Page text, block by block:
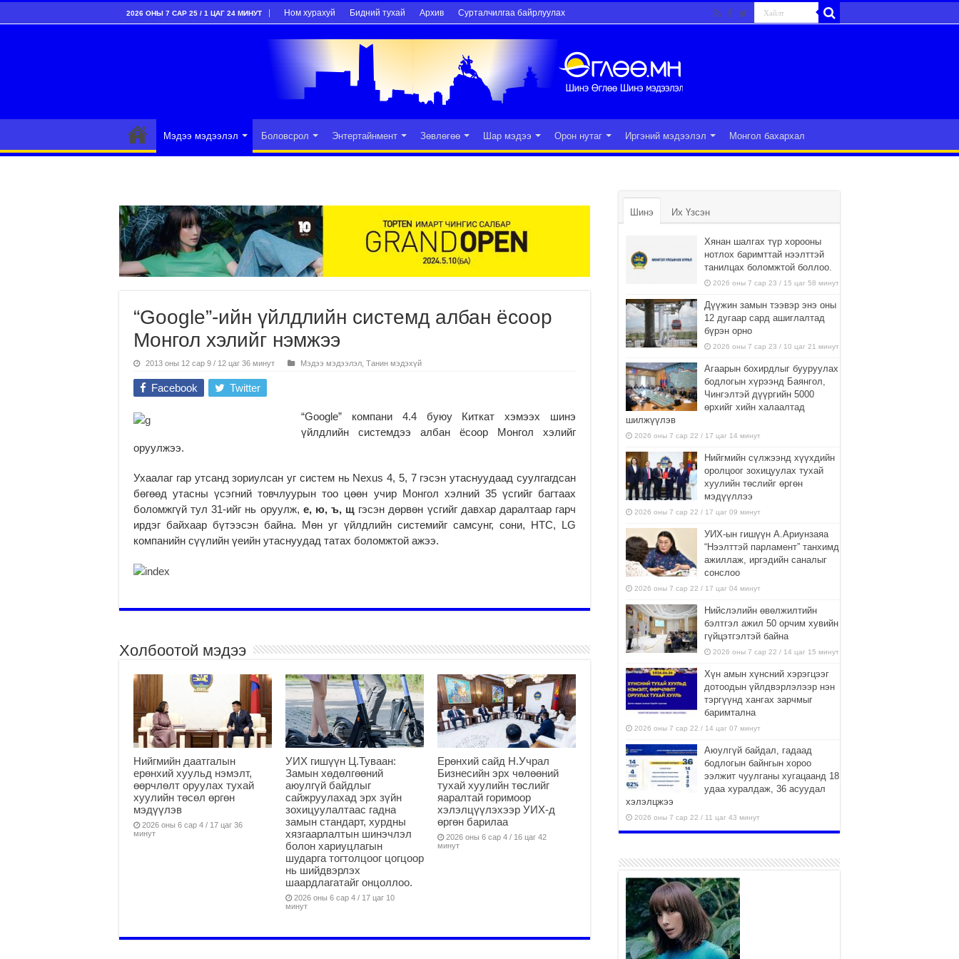
2026 ОНЫ 7 САР 25 / 1 ЦАГ 24 МИНУТ Ном хурахуй Бидний тухай Архив Сурталчилгаа байрлуулах
Мэдээ мэдээлэл Боловсрол Энтертайнмент Зөвлөгөө Шар мэдээ Орон нутаг Иргэний мэдээлэл Монгол бахархал
“Google”-ийн үйлдлийн системд албан ёсоор
Монгол хэлийг нэмжээ
2013 оны 12 сар 9 / 12 цаг 36 минут Мэдээ мэдээлэл Танин мэдэхүй
Facebook Twitter
“Google” компани 4.4 буюу Киткат хэмээх шинэ
үйлдлийн системдээ албан ёсоор Монгол хэлийг
оруулжээ.
Ухаалаг гар утсанд зориулсан уг систем нь Nexus 4, 5, 7 гэсэн утаснуудаад суулгагдсан
бөгөөд утасны үсэгний товчлуурын тоо цөөн учир Монгол хэлний 35 үсгийг багтаах
боломжгүй тул 31-ийг нь оруулж, е, ю, ъ, щ гэсэн дөрвөн үсгийг давхар даралтаар гарч
ирдэг байхаар бүтээсэн байна. Мөн уг үйлдлийн системийг самсунг, сони, HTC, LG
компанийн сүүлийн үеийн утаснуудад татах боломжтой ажээ.
Холбоотой мэдээ
Нийгмийн даатгалын
ерөнхий хуульд нэмэлт,
өөрчлөлт оруулах тухай
хуулийн төсөл өргөн
мэдүүлэв
2026 оны 6 сар 4 / 17 цаг 36
минут
УИХ гишүүн Ц.Туваан:
Замын хөдөлгөөний
аюулгүй байдлыг
сайжруулахад эрх зүйн
зохицуулалтаас гадна
замын стандарт, хурдны
хязгаарлалтын шинэчлэл
болон хариуцлагын
шударга тогтолцоог цогцоор
нь шийдвэрлэх
шаардлагатайг онцоллоо.
2026 оны 6 сар 4 / 17 цаг 10
минут
Ерөнхий сайд Н.Учрал
Бизнесийн эрх чөлөөний
тухай хуулийн төслийг
яаралтай горимоор
хэлэлцүүлэхээр УИХ-д
өргөн барилаа
2026 оны 6 сар 4 / 16 цаг 42
минут
Шинэ Их Үзсэн
Хянан шалгах түр хорооны
нотлох баримттай нээлттэй
танилцах боломжтой боллоо.
2026 оны 7 сар 23 / 15 цаг 58 минут
Дүүжин замын тээвэр энэ оны
12 дугаар сард ашиглалтад
бүрэн орно
2026 оны 7 сар 23 / 10 цаг 21 минут
Агаарын бохирдлыг бууруулах
бодлогын хүрээнд Баянгол,
Чингэлтэй дүүргийн 5000
өрхийг хийн халаалтад
шилжүүлэв
2026 оны 7 сар 22 / 17 цаг 14 минут
Нийгмийн сүлжээнд хүүхдийн
оролцоог зохицуулах тухай
хуулийн төслийг өргөн
мэдүүллээ
2026 оны 7 сар 22 / 17 цаг 09 минут
УИХ-ын гишүүн А.Ариунзаяа
“Нээлттэй парламент” танхимд
ажиллаж, иргэдийн саналыг
сонслоо
2026 оны 7 сар 22 / 17 цаг 04 минут
Нийслэлийн өвөлжилтийн
бэлтгэл ажил 50 орчим хувийн
гүйцэтгэлтэй байна
2026 оны 7 сар 22 / 14 цаг 15 минут
Хүн амын хүнсний хэрэгцээг
дотоодын үйлдвэрлэлээр нэн
тэргүүнд хангах зарчмыг
баримтална
2026 оны 7 сар 22 / 14 цаг 07 минут
Аюулгүй байдал, гадаад
бодлогын байнгын хороо
ээлжит чуулганы хугацаанд 18
удаа хуралдаж, 36 асуудал
хэлэлцжээ
2026 оны 7 сар 22 / 11 цаг 43 минут
боломжтой-Хүүхэд хөгжүүлэх
төв” байгуулах төсөлд төр,
хувийн хэвшлийн түншлэлийн хүрээнд хамтран
ажиллахыг урьж байна
2026 оны 7 сар 22 / 9 цаг 28 минут
Б.Пүрэвдагва: “Урт цагаан”-ыг
залуучууд чөлөөт цагаа